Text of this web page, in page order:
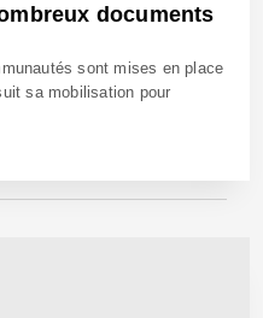
documents
sont mises en place
sa mobilisation pour